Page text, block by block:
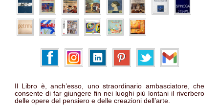
Il Libro è, anch’esso, uno straordinario ambasciatore, che
consente di far giungere fin nei luoghi più lontani il riverbero
delle opere del pensiero e delle creazioni dell’arte.